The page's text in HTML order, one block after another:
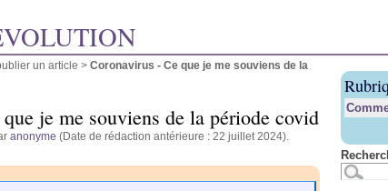
un article > Coronavirus - Ce que je me souviens de la
je me souviens de la période covid
anonyme (Date de rédaction antérieure : 22 juillet 2024).